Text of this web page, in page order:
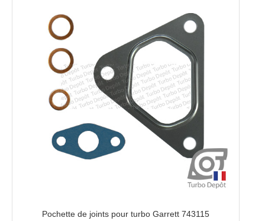
Pochette de joints pour turbo Garrett 743115